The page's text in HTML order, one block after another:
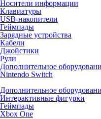
Носители информации
Клавиатуры
USB-накопители
Геймпады
Зарядные устройства
Кабели
Джойстики
Рули
Дополнительное
Nintendo Switch
Дополнительное
Интерактивные фигурки
Геймпады
Xbox One